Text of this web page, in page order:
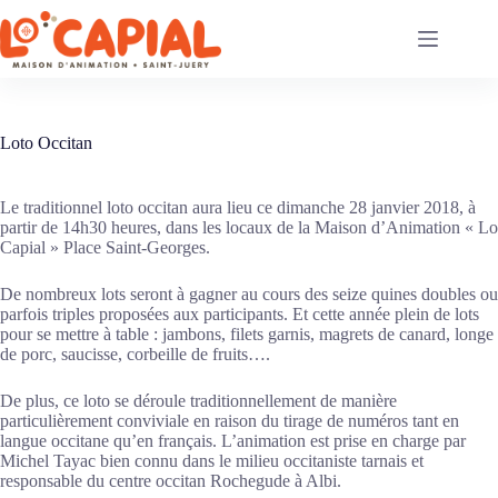
Passer
au
contenu
Loto Occitan
Le traditionnel loto occitan aura lieu ce dimanche 28 janvier 2018, à
partir de 14h30 heures, dans les locaux de la Maison d’Animation « Lo
Capial » Place Saint-Georges.
De nombreux lots seront à gagner au cours des seize quines doubles ou
parfois triples proposées aux participants. Et cette année plein de lots
pour se mettre à table : jambons, filets garnis, magrets de canard, longe
de porc, saucisse, corbeille de fruits….
De plus, ce loto se déroule traditionnellement de manière
particulièrement conviviale en raison du tirage de numéros tant en
langue occitane qu’en français. L’animation est prise en charge par
Michel Tayac bien connu dans le milieu occitaniste tarnais et
responsable du centre occitan Rochegude à Albi.